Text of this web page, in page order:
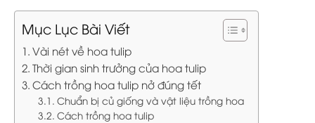
Mục Lục Bài Viết
Vài nét về hoa tulip
Thời gian sinh trưởng của hoa tulip
Cách trồng hoa tulip nở đúng tết
Chuẩn bị củ giống và vật liệu trồng hoa
Cách trồng hoa tulip